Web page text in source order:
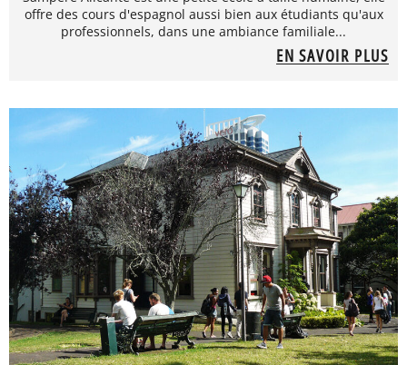
offre des cours d'espagnol aussi bien aux étudiants qu'aux
professionnels, dans une ambiance familiale...
EN SAVOIR PLUS